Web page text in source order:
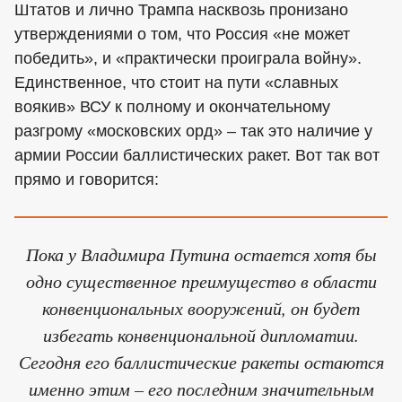
Штатов и лично Трампа насквозь пронизано
утверждениями о том, что Россия «не может
победить», и «практически проиграла войну».
Единственное, что стоит на пути «славных
воякив» ВСУ к полному и окончательному
разгрому «московских орд» – так это наличие у
армии России баллистических ракет. Вот так вот
прямо и говорится:
Пока у Владимира Путина остается хотя бы
одно существенное преимущество в области
конвенциональных вооружений, он будет
избегать конвенциональной дипломатии.
Сегодня его баллистические ракеты остаются
именно этим – его последним значительным